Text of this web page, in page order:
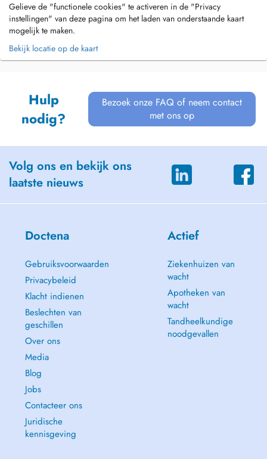
Gelieve de "functionele cookies" te activeren in de "Privacy
instellingen" van deze pagina om het laden van onderstaande kaart
mogelijk te maken.
Bekijk locatie op de kaart
Hulp
nodig?
Bezoek onze FAQ of neem contact
met ons op
Volg ons en bekijk ons
laatste nieuws
Doctena
Gebruiksvoorwaarden
Privacybeleid
Klacht indienen
Beslechten van
geschillen
Over ons
Media
Blog
Jobs
Contacteer ons
Juridische
kennisgeving
Actief
Ziekenhuizen van
wacht
Apotheken van
wacht
Tandheelkundige
noodgevallen